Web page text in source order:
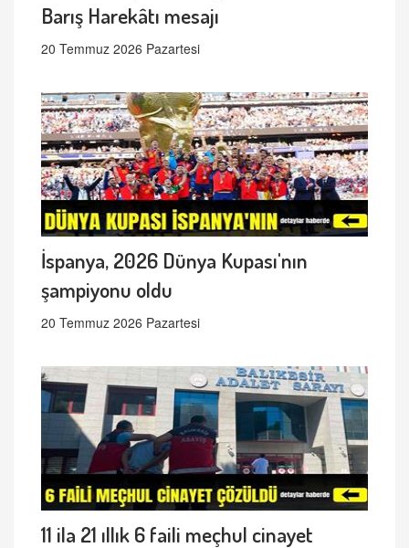
Barış Harekâtı mesajı
20 Temmuz 2026 Pazartesi
İspanya, 2026 Dünya Kupası'nın
şampiyonu oldu
20 Temmuz 2026 Pazartesi
11 ila 21 ıllık 6 faili meçhul cinayet